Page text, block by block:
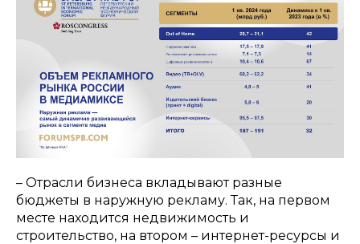
– Отрасли бизнеса вкладывают разные
бюджеты в наружную рекламу. Так, на первом
месте находится недвижимость и
строительство, на втором – интернет-ресурсы и